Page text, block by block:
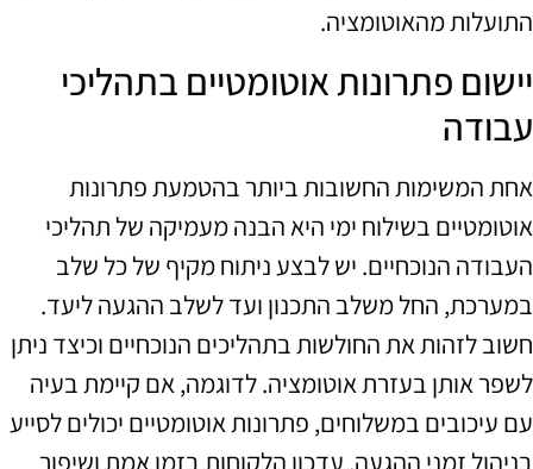
התועלות מהאוטומציה.
יישום פתרונות אוטומטיים בתהליכי
עבודה
אחת המשימות החשובות ביותר בהטמעת פתרונות
אוטומטיים בשילוח ימי היא הבנה מעמיקה של תהליכי
העבודה הנוכחיים. יש לבצע ניתוח מקיף של כל שלב
במערכת, החל משלב התכנון ועד לשלב ההגעה ליעד.
חשוב לזהות את החולשות בתהליכים הנוכחיים וכיצד ניתן
לשפר אותן בעזרת אוטומציה. לדוגמה, אם קיימת בעיה
עם עיכובים במשלוחים, פתרונות אוטומטיים יכולים לסייע
בניהול זמני ההגעה, עדכון הלקוחות בזמן אמת ושיפור